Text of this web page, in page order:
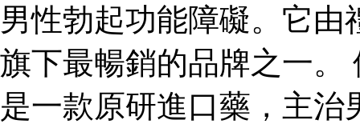
男性勃起功能障礙。它
旗下最暢銷的品牌之一。
是一款原研進口藥，主